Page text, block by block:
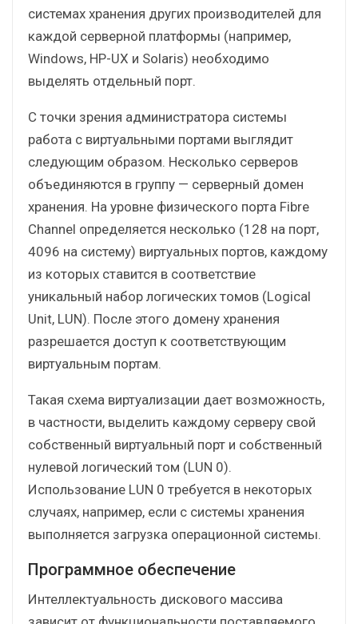
системах хранения других производителей для
каждой серверной платформы (например,
Windows, HP-UX и Solaris) необходимо
выделять отдельный порт.
С точки зрения администратора системы
работа с виртуальными портами выглядит
следующим образом. Несколько серверов
объединяются в группу — серверный домен
хранения. На уровне физического порта Fibre
Channel определяется несколько (128 на порт,
4096 на систему) виртуальных портов, каждому
из которых ставится в соответствие
уникальный набор логических томов (Logical
Unit, LUN). После этого домену хранения
разрешается доступ к соответствующим
виртуальным портам.
Такая схема виртуализации дает возможность,
в частности, выделить каждому серверу свой
собственный виртуальный порт и собственный
нулевой логический том (LUN 0).
Использование LUN 0 требуется в некоторых
случаях, например, если с системы хранения
выполняется загрузка операционной системы.
Программное обеспечение
Интеллектуальность дискового массива